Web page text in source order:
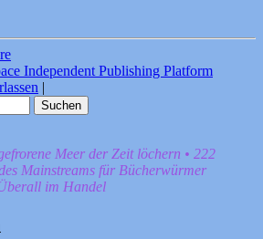
Independent Publishing Platform
|
Meer der Zeit löchern • 222
Mainstreams für Bücherwürmer
im Handel